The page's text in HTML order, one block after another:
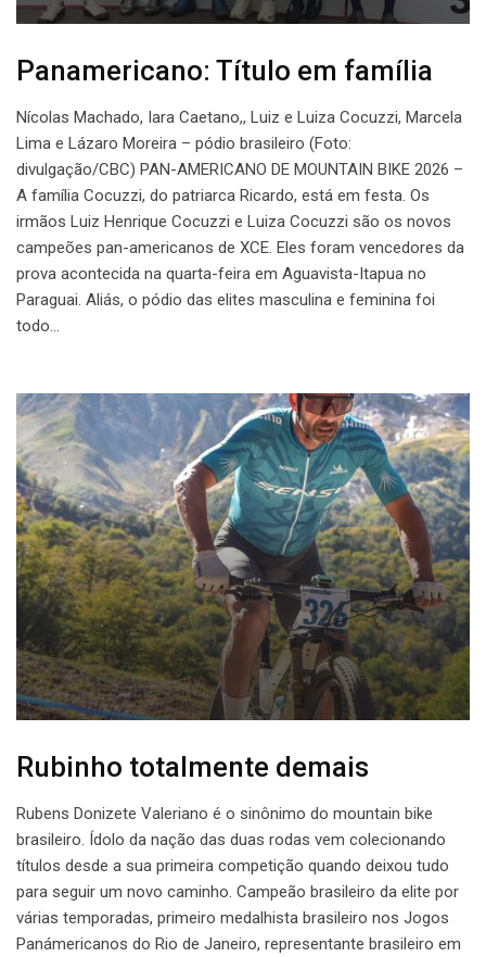
Panamericano: Título em família
Nícolas Machado, Iara Caetano,, Luiz e Luiza Cocuzzi, Marcela
Lima e Lázaro Moreira – pódio brasileiro (Foto:
divulgação/CBC) PAN-AMERICANO DE MOUNTAIN BIKE 2026 –
A família Cocuzzi, do patriarca Ricardo, está em festa. Os
irmãos Luiz Henrique Cocuzzi e Luiza Cocuzzi são os novos
campeões pan-americanos de XCE. Eles foram vencedores da
prova acontecida na quarta-feira em Aguavista-Itapua no
Paraguai. Aliás, o pódio das elites masculina e feminina foi
todo…
Rubinho totalmente demais
Rubens Donizete Valeriano é o sinônimo do mountain bike
brasileiro. Ídolo da nação das duas rodas vem colecionando
títulos desde a sua primeira competição quando deixou tudo
para seguir um novo caminho. Campeão brasileiro da elite por
várias temporadas, primeiro medalhista brasileiro nos Jogos
Panámericanos do Rio de Janeiro, representante brasileiro em